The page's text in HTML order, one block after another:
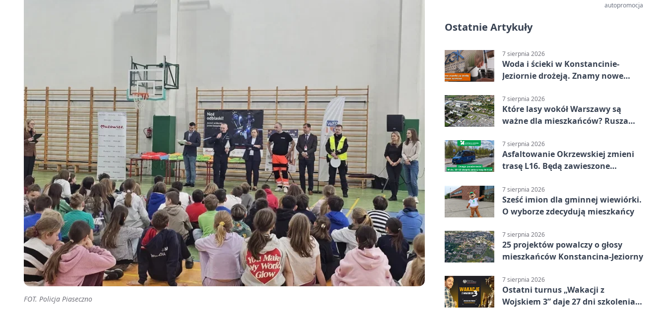
FOT. Policja Piaseczno
autopromocja
Ostatnie Artykuły
7 sierpnia 2026
Woda i ścieki w Konstancinie-
Jeziornie drożeją. Znamy nowe
7 sierpnia 2026
Które lasy wokół Warszawy są
ważne dla mieszkańców? Rusza
7 sierpnia 2026
Asfaltowanie Okrzewskiej zmieni
trasę L16. Będą zawieszone
7 sierpnia 2026
Sześć imion dla gminnej wiewiórki.
O wyborze zdecydują mieszkańcy
7 sierpnia 2026
25 projektów powalczy o głosy
mieszkańców Konstancina-Jeziorny
7 sierpnia 2026
Ostatni turnus „Wakacji z
Wojskiem 3” daje 27 dni szkolenia i